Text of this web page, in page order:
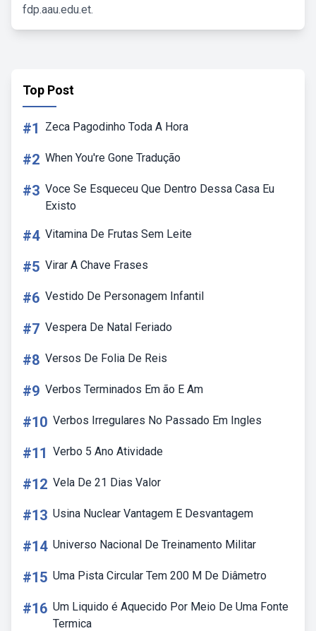
fdp.aau.edu.et.
Top Post
#1 Zeca Pagodinho Toda A Hora
#2 When You're Gone Tradução
#3 Voce Se Esqueceu Que Dentro Dessa Casa Eu
Existo
#4 Vitamina De Frutas Sem Leite
#5 Virar A Chave Frases
#6 Vestido De Personagem Infantil
#7 Vespera De Natal Feriado
#8 Versos De Folia De Reis
#9 Verbos Terminados Em ão E Am
#10 Verbos Irregulares No Passado Em Ingles
#11 Verbo 5 Ano Atividade
#12 Vela De 21 Dias Valor
#13 Usina Nuclear Vantagem E Desvantagem
#14 Universo Nacional De Treinamento Militar
#15 Uma Pista Circular Tem 200 M De Diâmetro
#16 Um Liquido é Aquecido Por Meio De Uma Fonte
Termica